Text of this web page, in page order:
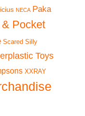
NECA Paka
Pocket
Scared Silly
Toys
XXRAY